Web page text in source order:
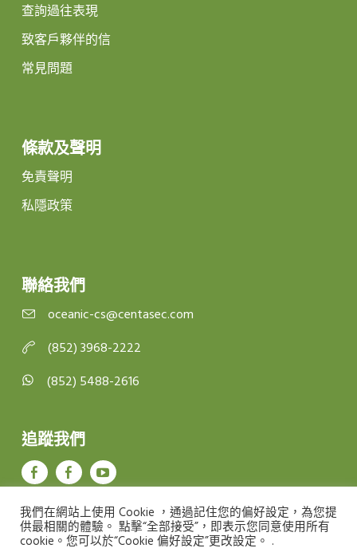
查詢過往表現
致客戶夥伴的信
常見問題
條款及聲明
免責聲明
私隱政策
聯絡我們
oceanic-cs@centasec.com
(852) 3968-2222
(852) 5488-2616
追蹤我們
我們在網站上使用 Cookie ，通過記住您的偏好設定，為您提
供最相關的體驗。 點擊“全部接受”，即表示您同意使用所有
cookie。您可以於“Cookie 偏好設定”更改設定。 .